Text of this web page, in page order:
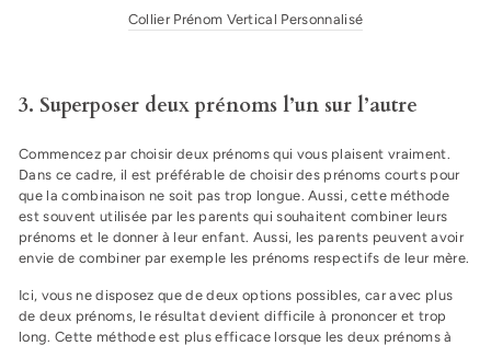
Collier Prénom Vertical Personnalisé
3. Superposer deux prénoms l’un sur l’autre
Commencez par choisir deux prénoms qui vous plaisent vraiment.
Dans ce cadre, il est préférable de choisir des prénoms courts pour
que la combinaison ne soit pas trop longue. Aussi, cette méthode
est souvent utilisée par les parents qui souhaitent combiner leurs
prénoms et le donner à leur enfant. Aussi, les parents peuvent avoir
envie de combiner par exemple les prénoms respectifs de leur mère.
Ici, vous ne disposez que de deux options possibles, car avec plus
de deux prénoms, le résultat devient difficile à prononcer et trop
long. Cette méthode est plus efficace lorsque les deux prénoms à